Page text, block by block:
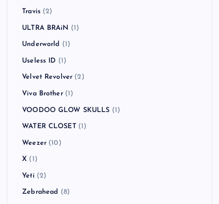
Travis(2)
ULTRA BRAiN (1)
Underworld (1)
Useless ID (1)
Velvet Revolver (2)
Viva Brother(1)
VOODOO GLOW SKULLS (1)
WATER CLOSET(1)
Weezer(10)
X (1)
Yeti (2)
Zebrahead (8)